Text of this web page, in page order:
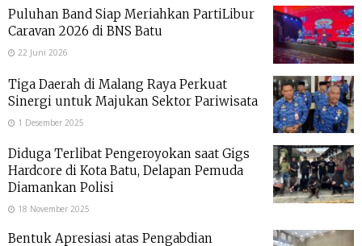
Puluhan Band Siap Meriahkan PartiLibur
Caravan 2026 di BNS Batu
22 Juni 2026
Tiga Daerah di Malang Raya Perkuat
Sinergi untuk Majukan Sektor Pariwisata
1 Desember 2025
Diduga Terlibat Pengeroyokan saat Gigs
Hardcore di Kota Batu, Delapan Pemuda
Diamankan Polisi
18 November 2025
Bentuk Apresiasi atas Pengabdian